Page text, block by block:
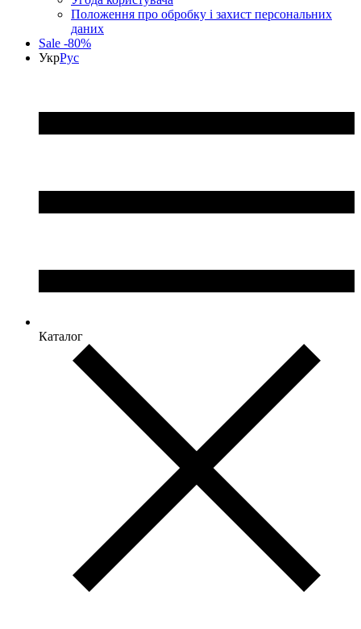
Положення про обробку і захист персональних
даних
Sale -80%
УкрРус
Каталог